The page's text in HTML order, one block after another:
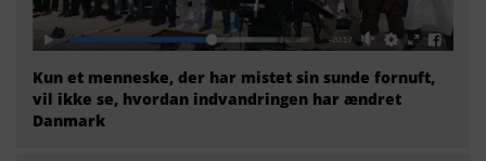
Kun et menneske, der har mistet sin sunde fornuft,
vil ikke se, hvordan indvandringen har ændret
Danmark